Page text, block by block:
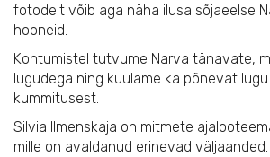
fotodelt võib aga näha ilusa sõjaeelse
hooneid.
Kohtumistel tutvume Narva tänavate,
lugudega ning kuulame ka põnevat
kummitusest.
Silvia Ilmenskaja on mitmete
mille on avaldanud erinevad väljaanded.